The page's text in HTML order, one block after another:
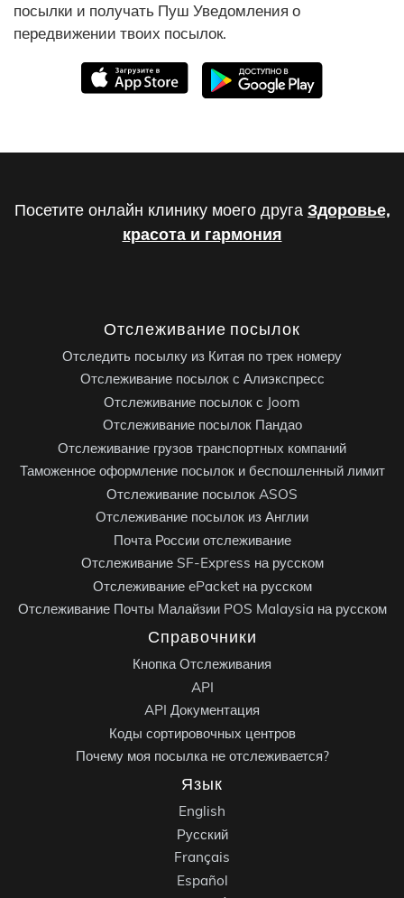
посылки и получать Пуш Уведомления о
передвижении твоих посылок.
Посетите онлайн клинику моего друга Здоровье,
красота и гармония
Отслеживание посылок
Отследить посылку из Китая по трек номеру
Отслеживание посылок с Алиэкспресс
Отслеживание посылок с Joom
Отслеживание посылок Пандао
Отслеживание грузов транспортных компаний
Таможенное оформление посылок и беспошленный лимит
Отслеживание посылок ASOS
Отслеживание посылок из Англии
Почта России отслеживание
Отслеживание SF-Express на русском
Отслеживание ePacket на русском
Отслеживание Почты Малайзии POS Malaysia на русском
Справочники
Кнопка Отслеживания
API
API Документация
Коды сортировочных центров
Почему моя посылка не отслеживается?
Язык
English
Русский
Français
Español